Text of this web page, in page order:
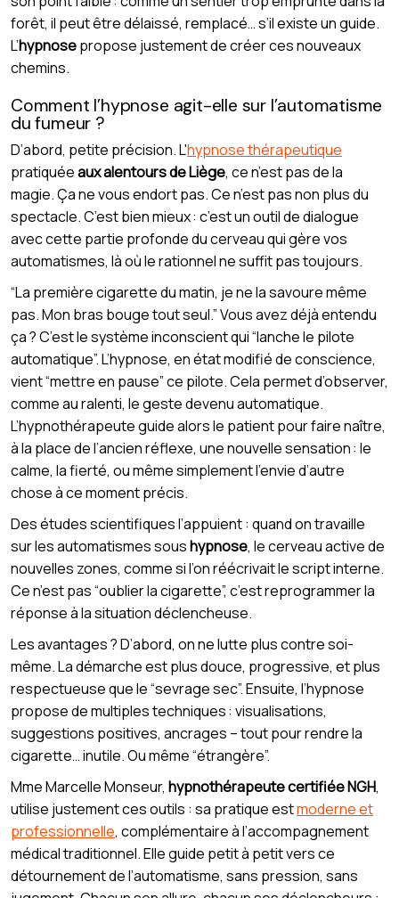
forêt, il peut être délaissé, remplacé… s’il existe un guide.
L’hypnosepropose justement de créer ces nouveaux
chemins.
Comment l’hypnose agit-elle sur l’automatisme
du fumeur ?
D’abord, petite précision. L'hypnose thérapeutique
pratiquéeaux alentours de Liège, ce n’est pas de la
magie. Ça ne vous endort pas. Ce n’est pas non plus du
spectacle. C’est bien mieux : c’est un outil de dialogue
avec cette partie profonde du cerveau qui gère vos
automatismes, là où le rationnel ne suffit pas toujours.
“La première cigarette du matin, je ne la savoure même
pas. Mon bras bouge tout seul.” Vous avez déjà entendu
ça ? C’est le système inconscient qui “lanche le pilote
automatique”. L’hypnose, en état modifié de conscience,
vient “mettre en pause” ce pilote. Cela permet d’observer,
comme au ralenti, le geste devenu automatique.
L’hypnothérapeute guide alors le patient pour faire naître,
à la place de l’ancien réflexe, une nouvelle sensation : le
calme, la fierté, ou même simplement l’envie d’autre
chose à ce moment précis.
Des études scientifiques l’appuient : quand on travaille
sur les automatismes soushypnose, le cerveau active de
nouvelles zones, comme si l’on réécrivait le script interne.
Ce n’est pas “oublier la cigarette”, c’est reprogrammer la
réponse à la situation déclencheuse.
Les avantages ? D’abord, on ne lutte plus contre soi-
même. La démarche est plus douce, progressive, et plus
respectueuse que le “sevrage sec”. Ensuite, l’hypnose
propose de multiples techniques : visualisations,
suggestions positives, ancrages – tout pour rendre la
cigarette… inutile. Ou même “étrangère”.
Mme Marcelle Monseur, hypnothérapeute certifiée NGH,
utilise justement ces outils : sa pratique estmoderne et
professionnelle, complémentaire à l’accompagnement
médical traditionnel. Elle guide petit à petit vers ce
détournement de l’automatisme, sans pression, sans